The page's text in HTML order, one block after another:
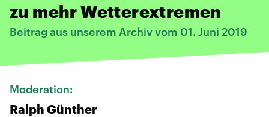
zu mehr Wetterextremen
Beitrag aus unserem Archiv vom 01. Juni 2019
Moderation:
Ralph Günther